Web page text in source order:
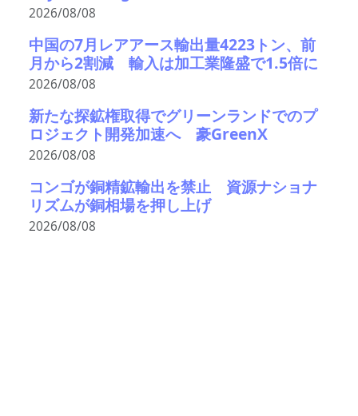
2026/08/08
中国の7月レアアース輸出量4223トン、前
月から2割減 輸入は加工業隆盛で1.5倍に
2026/08/08
新たな探鉱権取得でグリーンランドでのプ
ロジェクト開発加速へ 豪GreenX
2026/08/08
コンゴが銅精鉱輸出を禁止 資源ナショナ
リズムが銅相場を押し上げ
2026/08/08